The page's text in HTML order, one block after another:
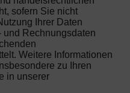
sofern Sie nicht
Ihrer Daten
Rechnungsdaten
Weitere Informationen
zu Ihren
in unserer